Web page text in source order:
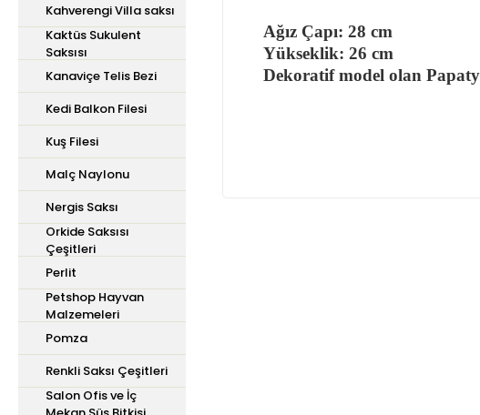
Kahverengi Villa saksı
Kaktüs Sukulent
Saksısı
Kanaviçe Telis Bezi
Kedi Balkon Filesi
Kuş Filesi
Malç Naylonu
Nergis Saksı
Orkide Saksısı
Çeşitleri
Perlit
Petshop Hayvan
Malzemeleri
Pomza
Renkli Saksı Çeşitleri
Salon Ofis ve İç
Ağız Çapı: 28 cm
Yükseklik: 26 cm
Dekoratif model olan